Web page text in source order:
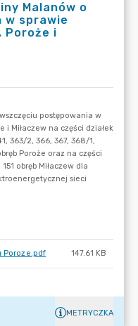
Malanów o
w sprawie
Poroże i
Poroze.pdf 147.61 KB
METRYCZKA